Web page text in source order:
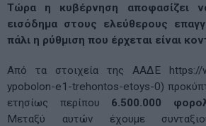
Τώρα η κυβέρνηση αποφασίζει
εισόδημα στους ελεύθερους
πάλι η ρύθμιση που έρχεται είναι
Από τα στοιχεία της ΑΑΔΕ https://
ypobolon-e1-trehontos-etoys-0)
ετησίως περίπου 6.500.000
Μεταξύ αυτών έχουμε